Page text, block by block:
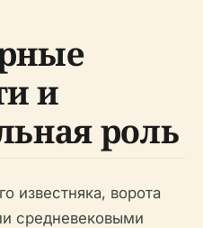
и
роль
известняка, ворота
средневековыми